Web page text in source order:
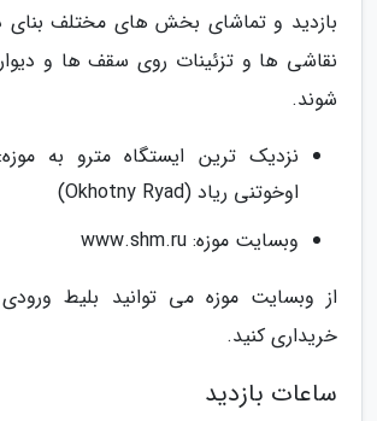
بازدید و تماشای بخش های مختلف بنای
نقاشی ها و تزئینات روی سقف ها و
شوند.
نزدیک ترین ایستگاه مترو به
اوخوتنی ریاد (Okhotny Ryad)
وبسایت موزه: www.shm.ru
از وبسایت موزه می توانید بلیط ورودی
خریداری کنید.
ساعات بازدید